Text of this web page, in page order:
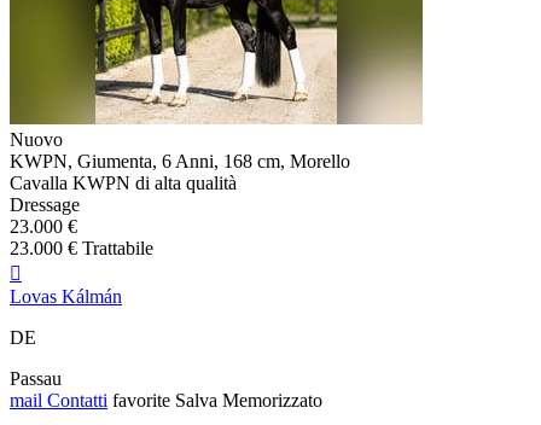
Nuovo
KWPN, Giumenta, 6 Anni, 168 cm, Morello
Cavalla KWPN di alta qualità
Dressage
23.000 €
23.000 € Trattabile

Lovas Kálmán
DE
Passau
mail Contatti favorite Salva Memorizzato